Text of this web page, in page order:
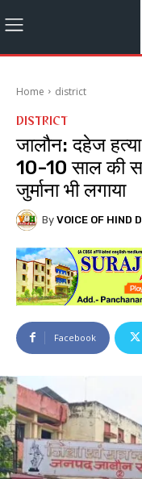
Home district
DISTRICT
जालौन: दहेज
10-10 साल की
जुर्माना भी लगाया
By VOICE OF HIND
Facebook